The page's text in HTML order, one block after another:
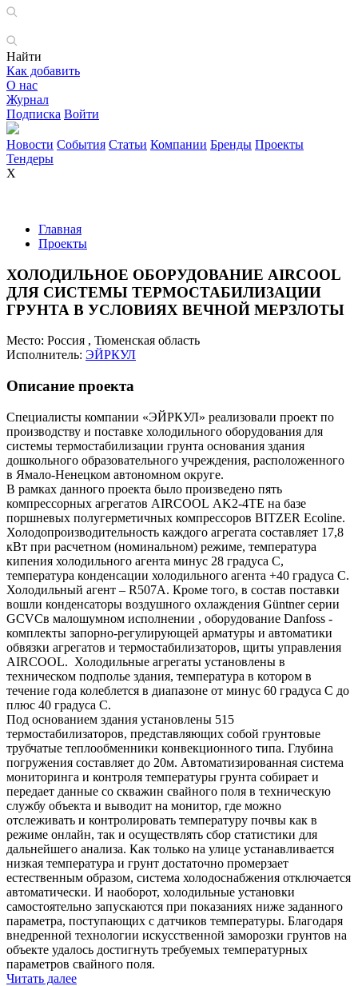
Найти
Как добавить
О нас
Журнал
Подписка Войти
Новости События Статьи Компании Бренды Проекты
Тендеры
X
Главная
Проекты
ХОЛОДИЛЬНОЕ ОБОРУДОВАНИЕ AIRCOOL
ДЛЯ СИСТЕМЫ ТЕРМОСТАБИЛИЗАЦИИ
ГРУНТА В УСЛОВИЯХ ВЕЧНОЙ МЕРЗЛОТЫ
Место:
Россия , Тюменская область
Исполнитель: ЭЙРКУЛ
Описание проекта
Специалисты компании «ЭЙРКУЛ» реализовали проект по
производству и поставке холодильного оборудования для
системы термостабилизации грунта основания здания
дошкольного образовательного учреждения, расположенного
в Ямало-Ненецком автономном округе.
В рамках данного проекта было произведено пять
компрессорных агрегатов AIRCOOL AK2-4TE на базе
поршневых полугерметичных компрессоров BITZER Ecoline.
Холодопроизводительность каждого агрегата составляет 17,8
кВт при расчетном (номинальном) режиме, температура
кипения холодильного агента минус 28 градуса С,
температура конденсации холодильного агента +40 градуса С.
Холодильный агент – R507A. Кроме того, в состав поставки
вошли конденсаторы воздушного охлаждения Güntner серии
GCVCв малошумном исполнении , оборудование Danfoss -
комплекты запорно-регулирующей арматуры и автоматики
обвязки агрегатов и термостабилизаторов, щиты управления
AIRCOOL. Холодильные агрегаты установлены в
техническом подполье здания, температура в котором в
течение года колеблется в диапазоне от минус 60 градуса С до
плюс 40 градуса С.
Под основанием здания установлены 515
термостабилизаторов, представляющих собой грунтовые
трубчатые теплообменники конвекционного типа. Глубина
погружения составляет до 20м. Автоматизированная система
мониторинга и контроля температуры грунта собирает и
передает данные со скважин свайного поля в техническую
службу объекта и выводит на монитор, где можно
отслеживать и контролировать температуру почвы как в
режиме онлайн, так и осуществлять сбор статистики для
дальнейшего анализа. Как только на улице устанавливается
низкая температура и грунт достаточно промерзает
естественным образом, система холодоснабжения отключается
автоматически. И наоборот, холодильные установки
самостоятельно запускаются при показаниях ниже заданного
параметра, поступающих с датчиков температуры. Благодаря
внедренной технологии искусственной заморозки грунтов на
объекте удалось достигнуть требуемых температурных
параметров свайного поля.
Читать далее